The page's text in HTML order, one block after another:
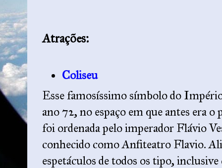
Atrações:
Coliseu
Esse famosíssimo símbolo do
ano 72, no espaço em que antes era
foi ordenada pelo imperador Flávio
conhecido como Anfiteatro Flavio.
espetáculos de todos os tipo,